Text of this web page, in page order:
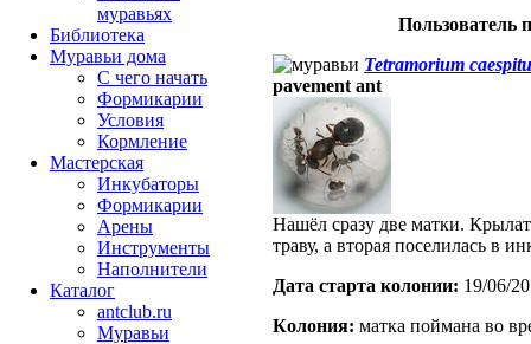
Пользователь
Tetramorium
pavement ant
Нашёл сразу две матки.
траву, а вторая поселилась в
Дата старта кoлонии: 19/06/
Кoлония: матка поймана во
муравьях
Библиотека
Муравьи дома
С чего начать
Формикарии
Условия
Кормление
Мастерская
Инкубаторы
Формикарии
Арены
Инструменты
Наполнители
Каталог
antclub.ru
Муравьи